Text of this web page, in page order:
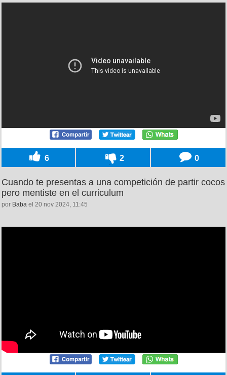
6 2 0
Cuando te presentas a una competición de partir cocos
pero mentiste en el curriculum
por Baba el 20 nov 2024, 11:45